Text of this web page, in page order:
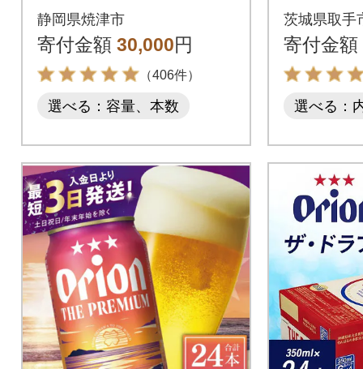
ル】(a30-326)
静岡県焼津市
寄付金額 30,000円
（406件）
選べる：容量、本数
本[取手
茨城県取手
寄付金額
選べる：